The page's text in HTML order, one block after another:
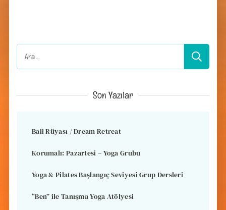
Arama:
Son Yazılar
Bali Rüyası / Dream Retreat
Korumalı: Pazartesi – Yoga Grubu
Yoga & Pilates Başlangıç Seviyesi Grup Dersleri
“Ben” ile Tanışma Yoga Atölyesi